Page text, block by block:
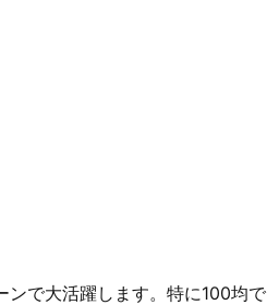
ンで大活躍します。特に100均で